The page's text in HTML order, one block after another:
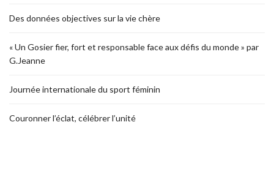
Des données objectives sur la vie chère
« Un Gosier fier, fort et responsable face aux défis du monde » par
G.Jeanne
Journée internationale du sport féminin
Couronner l’éclat, célébrer l’unité